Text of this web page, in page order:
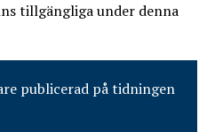
tillgängliga under denna
publicerad på tidningen